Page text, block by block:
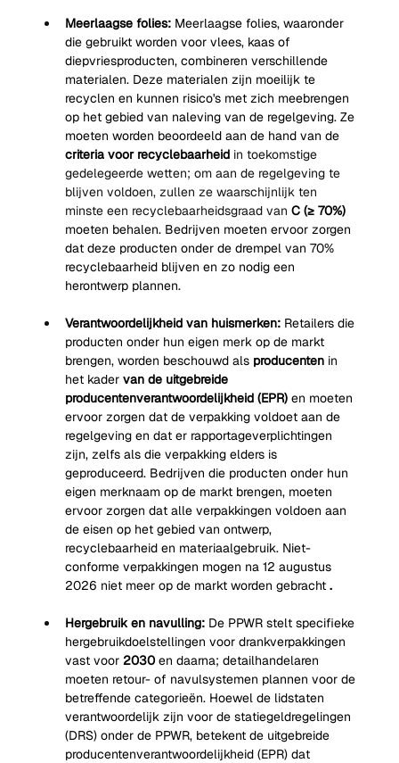
Meerlaagse folies: Meerlaagse folies, waaronder
die gebruikt worden voor vlees, kaas of
diepvriesproducten, combineren verschillende
materialen. Deze materialen zijn moeilijk te
recyclen en kunnen risico's met zich meebrengen
op het gebied van naleving van de regelgeving. Ze
moeten worden beoordeeld aan de hand van de
criteria voor recyclebaarheid in toekomstige
gedelegeerde wetten; om aan de regelgeving te
blijven voldoen, zullen ze waarschijnlijk ten
minste een recyclebaarheidsgraad van C (≥ 70%)
moeten behalen. Bedrijven moeten ervoor zorgen
dat deze producten onder de drempel van 70%
recyclebaarheid blijven en zo nodig een
herontwerp plannen.
Verantwoordelijkheid van huismerken: Retailers die
producten onder hun eigen merk op de markt
brengen, worden beschouwd als producenten in
het kader van de uitgebreide
producentenverantwoordelijkheid (EPR) en moeten
ervoor zorgen dat de verpakking voldoet aan de
regelgeving en dat er rapportageverplichtingen
zijn, zelfs als die verpakking elders is
geproduceerd. Bedrijven die producten onder hun
eigen merknaam op de markt brengen, moeten
ervoor zorgen dat alle verpakkingen voldoen aan
de eisen op het gebied van ontwerp,
recyclebaarheid en materiaalgebruik. Niet-
conforme verpakkingen mogen na 12 augustus
2026 niet meer op de markt worden gebracht .
Hergebruik en navulling: De PPWR stelt specifieke
hergebruikdoelstellingen voor drankverpakkingen
vast voor 2030 en daarna; detailhandelaren
moeten retour- of navulsystemen plannen voor de
betreffende categorieën. Hoewel de lidstaten
verantwoordelijk zijn voor de statiegeldregelingen
(DRS) onder de PPWR, betekent de uitgebreide
producentenverantwoordelijkheid (EPR) dat